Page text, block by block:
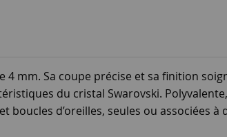
mm. Sa coupe précise et sa finition
du cristal Swarovski.
d’oreilles, seules ou associées